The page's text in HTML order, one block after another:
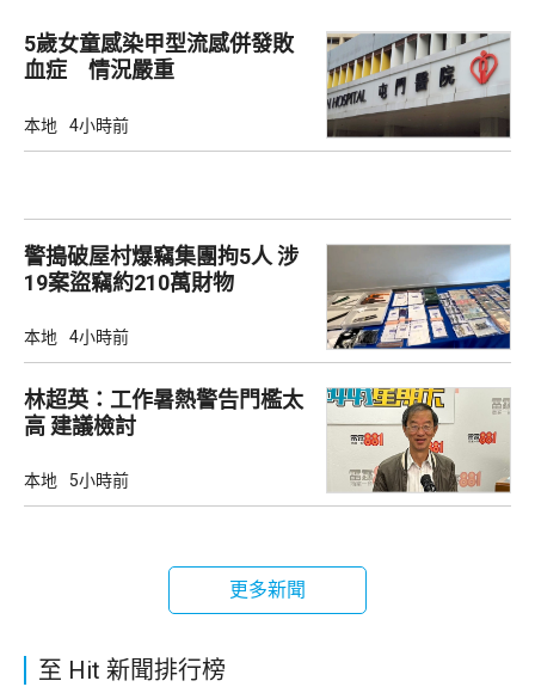
5歲女童感染甲型流感併發敗
血症 情況嚴重
本地 4小時前
警搗破屋村爆竊集團拘5人 涉
19案盜竊約210萬財物
本地 4小時前
林超英：工作暑熱警告門檻太
高 建議檢討
本地 5小時前
更多新聞
至 Hit 新聞排行榜